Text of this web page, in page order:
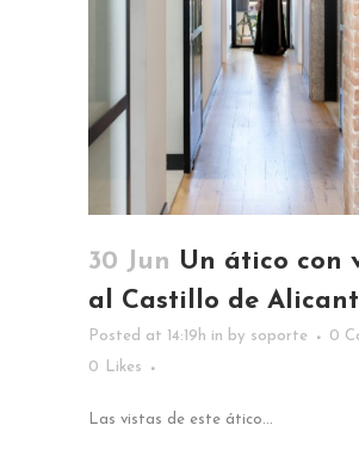
30 Jun Un ático con
al Castillo de
Posted at 14:19h in by soporte
0
0
Likes
Las vistas de este ático...